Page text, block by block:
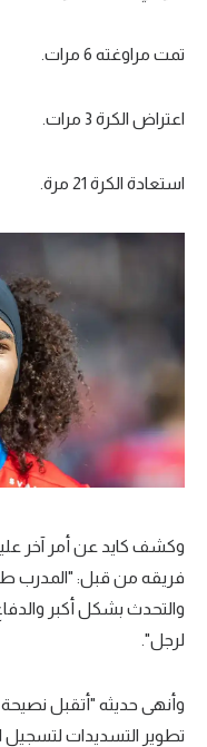
تمت مراوغته 6 مرات.
اعتراض الكرة 3 مرات.
استعادة الكرة 21 مرة.
وكشف كايد عن أمر آخر
فريقه من قبل: "المدرب
والتحدث بشكل أكبر
لرجل".
وأنهى حديثه "أتقبل
تطوير التسديدات لتسجيل